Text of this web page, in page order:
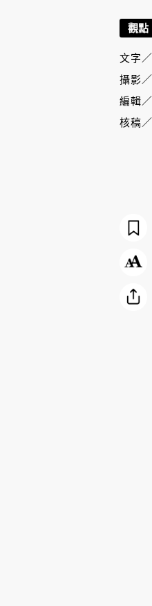
觀點
文字／
攝影／
編輯／
核稿／